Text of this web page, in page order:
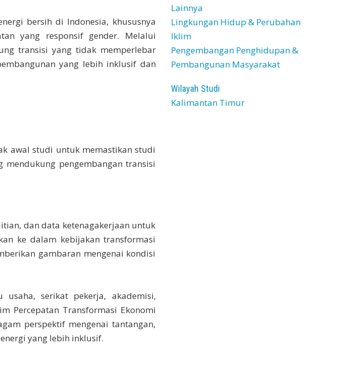
bersih di Indonesia, khususnya
yang responsif gender. Melalui
transisi yang tidak memperlebar
yang lebih inklusif dan
awal studi untuk memastikan studi
pengembangan transisi
dan data ketenagakerjaan untuk
ke dalam kebijakan transformasi
gambaran mengenai kondisi
usaha, serikat pekerja, akademisi,
Percepatan Transformasi Ekonomi
perspektif mengenai tantangan,
yang lebih inklusif.
Lainnya
Lingkungan Hidup & Perubahan
Iklim
Pengembangan Penghidupan &
Pembangunan Masyarakat
Wilayah Studi
Kalimantan Timur